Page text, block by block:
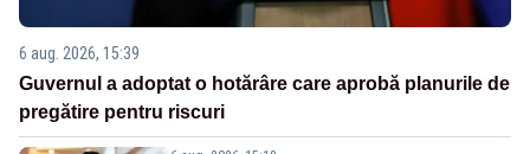
6 aug. 2026, 15:39
Guvernul a adoptat o hotărâre care aprobă planurile de
pregătire pentru riscuri